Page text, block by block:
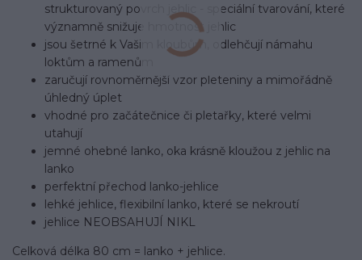
strukturovaný povrch jehlic - speciální tvarování, které
významně snižuje hmotnost jehlic
jsou šetrné k Vašim kloubům, odlehčují námahu
loktům a ramenům
zaručují rovnoměrnější vzor pleteniny a mimořádně
úhledný úplet
vhodné pro začátečnice či pletařky, které velmi
utahují
jemné ohebné lanko, oka krásně kloužou z jehlic na
lanko
perfektní přechod lanko-jehlice
lehké jehlice, flexibilní lanko, které se nekroutí
jehlice NEOBSAHUJÍ NIKL
Celková délka 80 cm = lanko + jehlice.